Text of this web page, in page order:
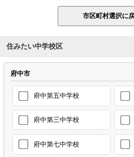
住みたい中学校区
府中市
府中第五中学校
府中第三中学校
府中第七中学校